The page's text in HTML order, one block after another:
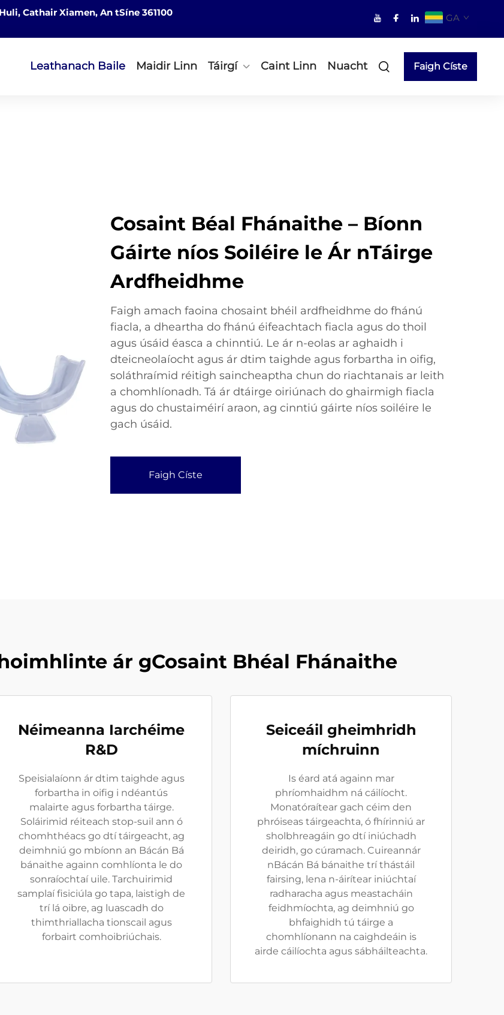
Cathair Xiamen, An tSíne 361100
GA
Leathanach Baile Maidir Linn Táirgí Caint Linn Nuacht Faigh Císte
Cosaint Béal Fhánaithe – Bíonn
Gáirte níos Soiléire le Ár nTáirge
Ardfheidhme
Faigh amach faoina chosaint bhéil ardfheidhme do fhánú
fiacla, a dheartha do fhánú éifeachtach fiacla agus do thoil
agus úsáid éasca a chinntiú. Le ár n-eolas ar aghaidh i
dteicneolaíocht agus ár dtim taighde agus forbartha in oifig,
soláthraímid réitigh saincheaptha chun do riachtanais ar leith
a chomhlíonadh. Tá ár dtáirge oiriúnach do ghairmigh fiacla
agus do chustaiméirí araon, ag cinntiú gáirte níos soiléire le
gach úsáid.
Faigh Císte
ár gCosaint Bhéal Fhánaithe
Néimeanna Iarchéime
R&D
Speisialaíonn ár dtim taighde agus
forbartha in oifig i ndéantús
malairte agus forbartha táirge.
Soláirimid réiteach stop-suil ann ó
chomhthéacs go dtí táirgeacht, ag
deimhniú go mbíonn an Bácán Bá
bánaithe againn comhlíonta le do
sonraíochtaí uile. Tarchuirimid
samplaí fisiciúla go tapa, laistigh de
trí lá oibre, ag luascadh do
thimthriallacha tionscail agus
forbairt comhoibriúchais.
Seiceáil gheimhridh
míchruinn
Is éard atá againn mar
phríomhaidhm ná cáilíocht.
Monatóraítear gach céim den
phróiseas táirgeachta, ó fhírinniú ar
sholbhreagáin go dtí iniúchadh
deiridh, go cúramach. Cuireannár
nBácán Bá bánaithe trí thástáil
fairsing, lena n-áirítear iniúchtaí
radharacha agus meastacháin
feidhmíochta, ag deimhniú go
bhfaighidh tú táirge a
chomhlíonann na caighdeáin is
airde cáilíochta agus sábháilteachta.